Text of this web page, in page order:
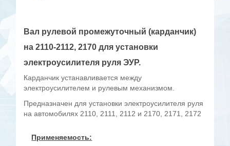
Вал рулевой промежуточный (карданчик)
на 2110-2112, 2170 для установки
электроусилителя руля ЭУР.
Карданчик устанавливается между
электроусилителем и рулевым механизмом.
Предназначен для установки электроусилителя руля
на автомобилях 2110, 2111, 2112 и 2170, 2171, 2172
Применяемость: